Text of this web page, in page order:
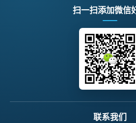
扫一扫添加微信
联系我们